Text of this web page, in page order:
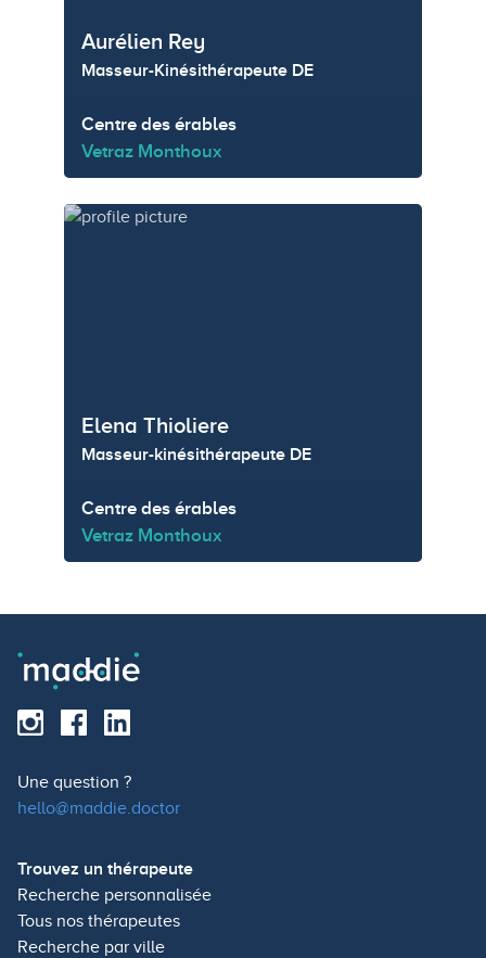
Aurélien Rey
Masseur-Kinésithérapeute DE
Centre des érables
Vetraz Monthoux
Elena Thioliere
Masseur-kinésithérapeute DE
Centre des érables
Vetraz Monthoux
Une question ?
hello@maddie.doctor
Trouvez un thérapeute
Recherche personnalisée
Tous nos thérapeutes
Recherche par ville